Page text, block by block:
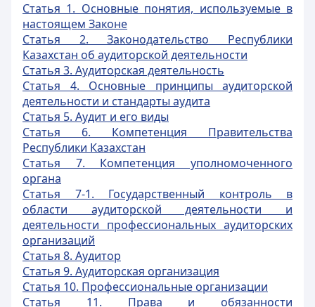
Статья 1. Основные понятия, используемые в
настоящем Законе
Статья 2. Законодательство Республики
Казахстан об аудиторской деятельности
Статья 3. Аудиторская деятельность
Статья 4. Основные принципы аудиторской
деятельности и стандарты аудита
Статья 5. Аудит и его виды
Статья 6. Компетенция Правительства
Республики Казахстан
Статья 7. Компетенция уполномоченного
органа
Статья 7-1. Государственный контроль в
области аудиторской деятельности и
деятельности профессиональных аудиторских
организаций
Статья 8. Аудитор
Статья 9. Аудиторская организация
Статья 10. Профессиональные организации
Статья 11. Права и обязанности